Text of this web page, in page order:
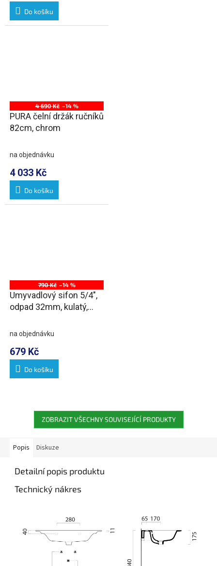
Do košíku
4 690 Kč –14 %
PURA čelní držák ručníků
82cm, chrom
na objednávku
4 033 Kč
Do košíku
790 Kč –14 %
Umyvadlový sifon 5/4",
odpad 32mm, kulatý,
na objednávku
679 Kč
Do košíku
ZOBRAZIT VŠECHNY SOUVISEJÍCÍ PRODUKTY
Popis Diskuze
Detailní popis produktu
Technický nákres